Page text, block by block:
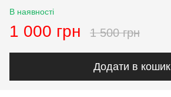
В наявності
1 000 грн 1 500 грн
Додати в кошик